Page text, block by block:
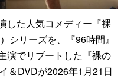
した人気コメディー『裸
シリーズを、『96時間』
演でリブートした『裸の
＆DVDが2026年1月21日